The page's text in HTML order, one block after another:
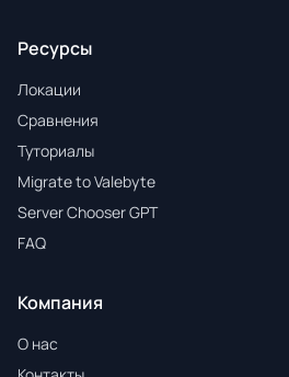
Ресурсы
Локации
Сравнения
Туториалы
Migrate to Valebyte
Server Chooser GPT
FAQ
Компания
О нас